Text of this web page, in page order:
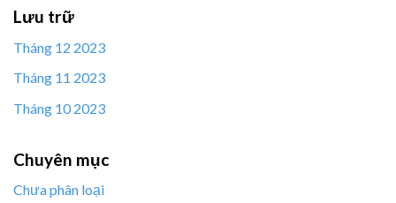
Lưu trữ
Tháng 12 2023
Tháng 11 2023
Tháng 10 2023
Chuyên mục
Chưa phân loại